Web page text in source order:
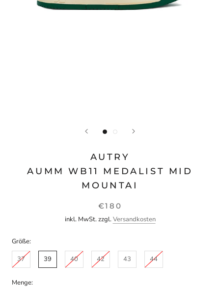
AUTRY
AUMM WB11 MEDALIST MID
MOUNTAI
€180
inkl. MwSt. zzgl.Versandkosten
Größe:
37
39 40 42 43 44
Menge: